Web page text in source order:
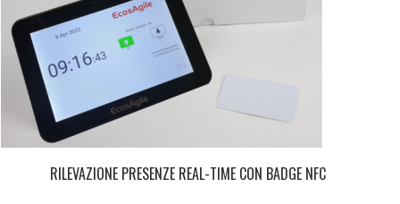
RILEVAZIONE PRESENZE REAL-TIME CON BADGE NFC